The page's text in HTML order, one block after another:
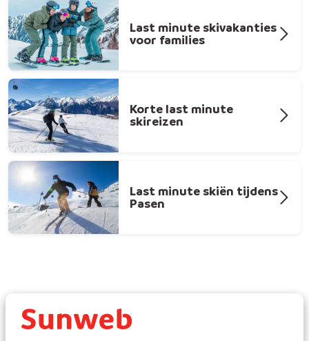
Last minute skivakanties
voor families
Korte last minute
skireizen
Last minute skiën tijdens
Pasen